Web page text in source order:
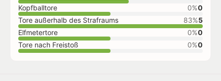
Kopfballtore
0%0
Tore außerhalb des Strafraums
83%5
Elfmetertore
0%0
Tore nach Freistoß
0%0